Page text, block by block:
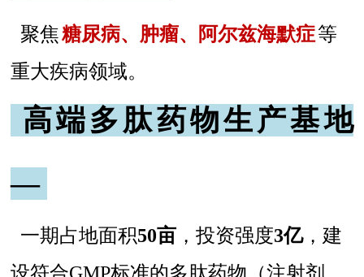
聚焦糖尿病、肿瘤、阿尔兹海默症等
重大疾病领域。
高端多肽药物生产基地
—
一期占地面积50亩 ，投资强度3亿，建